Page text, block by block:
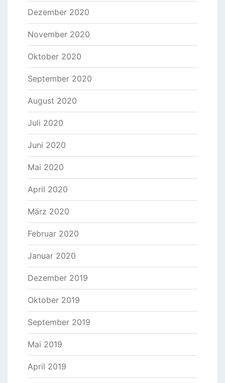
Dezember 2020
November 2020
Oktober 2020
September 2020
August 2020
Juli 2020
Juni 2020
Mai 2020
April 2020
März 2020
Februar 2020
Januar 2020
Dezember 2019
Oktober 2019
September 2019
Mai 2019
April 2019